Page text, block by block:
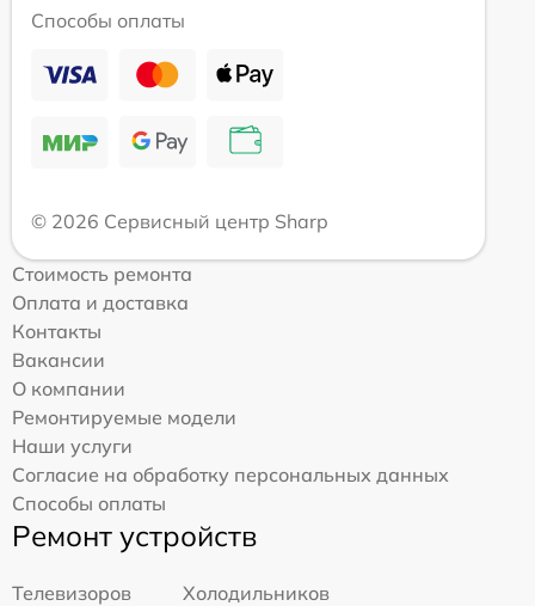
Способы оплаты
© 2026 Сервисный центр Sharp
Стоимость ремонта
Оплата и доставка
Контакты
Вакансии
О компании
Ремонтируемые модели
Наши услуги
Согласие на обработку персональных данных
Способы оплаты
Ремонт устройств
Телевизоров
Холодильников